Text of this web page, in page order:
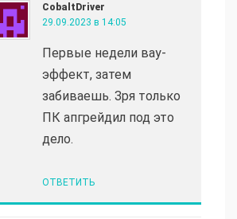
CobaltDriver
29.09.2023 в 14:05
Первые недели вау-
эффект, затем
забиваешь. Зря только
ПК апгрейдил под это
дело.
ОТВЕТИТЬ